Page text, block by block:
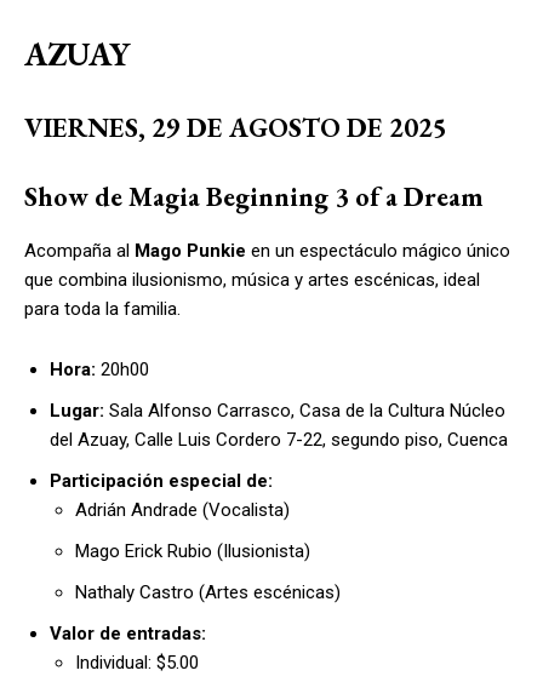
AZUAY
VIERNES, 29 DE AGOSTO DE 2025
Show de Magia Beginning 3 of a Dream
Acompaña al Mago Punkie en un espectáculo mágico único
que combina ilusionismo, música y artes escénicas, ideal
para toda la familia.
Hora: 20h00
Lugar: Sala Alfonso Carrasco, Casa de la Cultura Núcleo
del Azuay, Calle Luis Cordero 7-22, segundo piso, Cuenca
Participación especial de:
Adrián Andrade (Vocalista)
Mago Erick Rubio (Ilusionista)
Nathaly Castro (Artes escénicas)
Valor de entradas:
Individual: $5.00